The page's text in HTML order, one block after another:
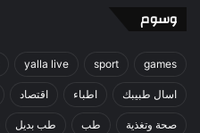
وسوم
games
sport
yalla live
اسال طبيبك اطباء اقتصاد
صحة وتغذية طب طب بديل